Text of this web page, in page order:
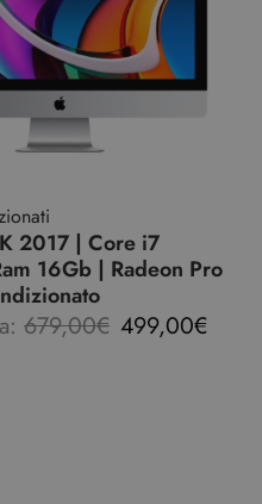
2017 | Core i7
16Gb | Radeon Pro
679,00€ 499,00€